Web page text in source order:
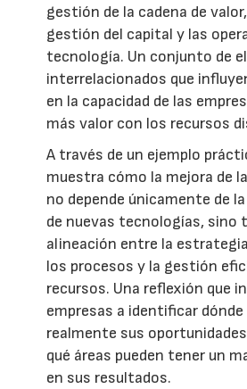
gestión de la cadena de
gestión del capital y las
tecnología. Un conjunto de
interrelacionados que
en la capacidad de las
más valor con los recursos
A través de un ejemplo
muestra cómo la mejora de
no depende únicamente de
de nuevas tecnologías, sino
alineación entre la
los procesos y la gestión
recursos. Una reflexión que
empresas a identificar
realmente sus
qué áreas pueden tener un
en sus resultados.